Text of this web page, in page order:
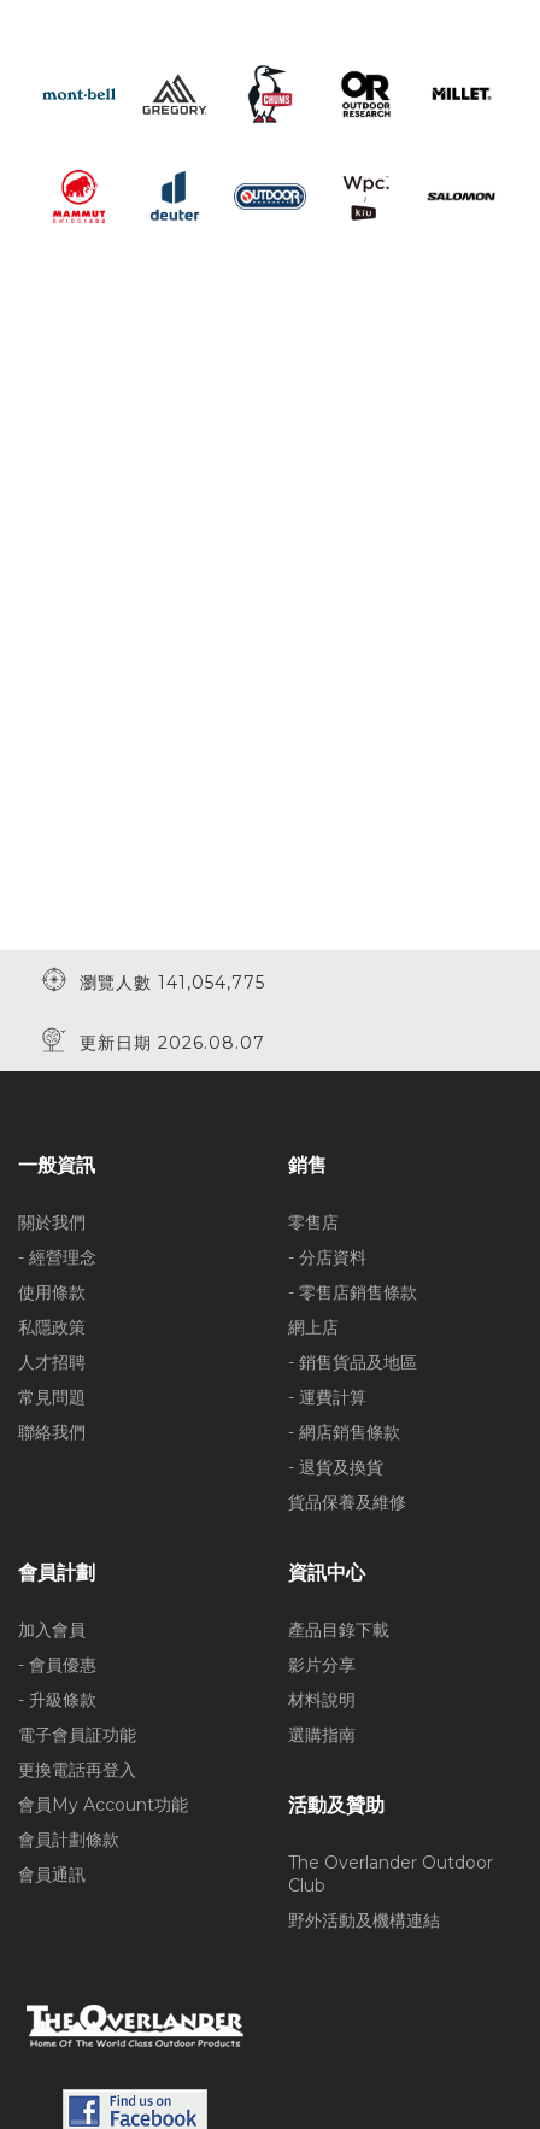
瀏覽人數 141,054,775
更新日期 2026.08.07
一般資訊
關於我們
- 經營理念
使用條款
私隱政策
人才招聘
常見問題
聯絡我們
銷售
零售店
- 分店資料
- 零售店銷售條款
網上店
- 銷售貨品及地區
- 運費計算
- 網店銷售條款
- 退貨及換貨
貨品保養及維修
會員計劃
加入會員
- 會員優惠
- 升級條款
電子會員証功能
更換電話再登入
會員My Account功能
會員計劃條款
會員通訊
資訊中心
產品目錄下載
影片分享
材料說明
選購指南
活動及贊助
The Overlander Outdoor
Club
野外活動及機構連結